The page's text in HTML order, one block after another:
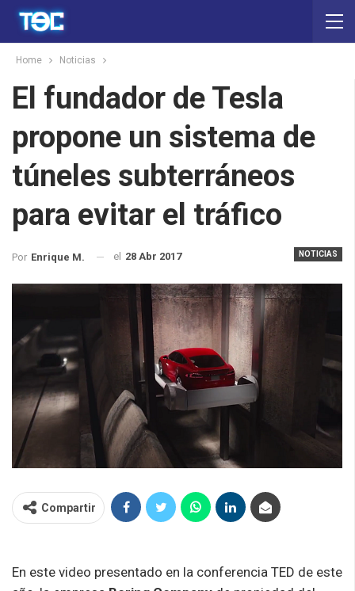
Home Noticias
El fundador de Tesla
propone un sistema de
túneles subterráneos
para evitar el tráfico
NOTICIAS
Por Enrique M. el 28 Abr 2017
Compartir
En este video presentado en la conferencia TED de este